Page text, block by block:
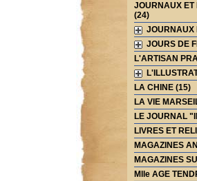
JOURNAUX ET
(24)
JOURNAUX
JOURS DE
L'ARTISAN
LA CHINE (15)
LA VIE
LE JOURNAL
LIVRES ET
MAGAZINES
MAGAZINES
Mlle AGE